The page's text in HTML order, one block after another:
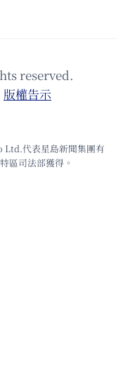
reserved.
版權告⽰
Ltd.代表星島新聞集團有
區司法部獲得。